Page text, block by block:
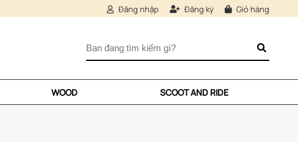
Đăng nhập Đăng ký Giỏ hàng
WOOD SCOOT AND RIDE